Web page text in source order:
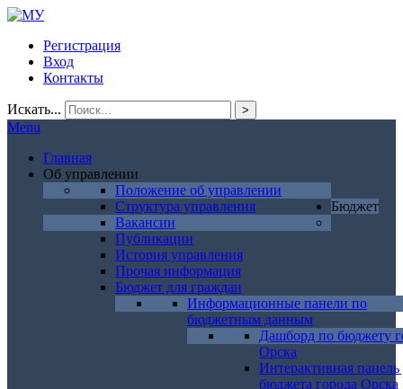
Регистрация
Вход
Контакты
Искать... >
Menu
Главная
Об управлении
Положение об управлении
Структура управления
Вакансии
Публикации
История управления
Прочая информация
Бюджет
Бюджет для граждан
Информационные панели по
бюджетным данным
Дашборд по бюджету
Орска
Интерактивная панель
бюджета города Орска